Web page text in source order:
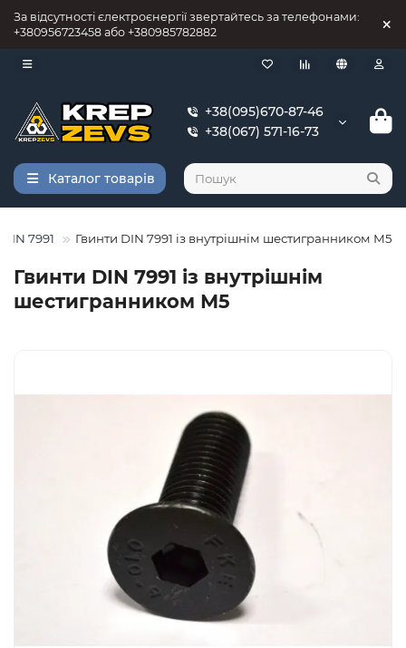
За відсутності єлектроєнергії звертайтесь за телефонами:
+380956723458 або +380985782882
+38(095)670-87-46
+38(067) 571-16-73
Каталог товарів
7991 Гвинти DIN 7991 із внутрішнім шестигранником М5
Гвинти DIN 7991 із внутрішнім
шестигранником М5